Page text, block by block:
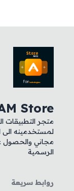
Store
متجر التطبيقات
لمستخدمينه الى
مجاني والحصول
الرسمية
روابط سريعة